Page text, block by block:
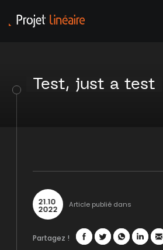
Test, just a test
21.10
2022 Article publié dans
Partagez !